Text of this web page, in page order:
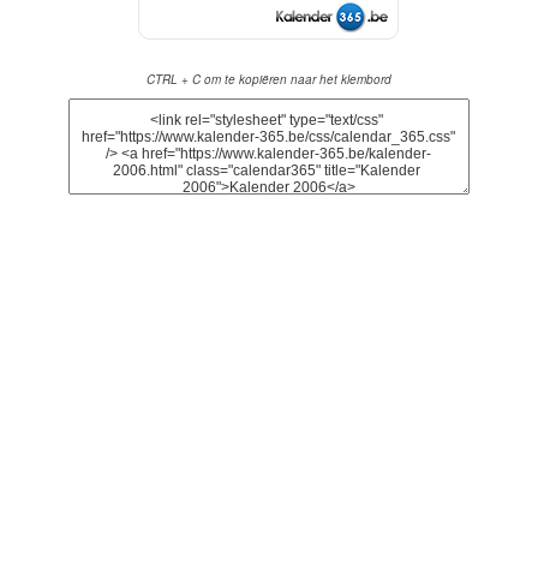
CTRL + C om te kopiëren naar het klembord